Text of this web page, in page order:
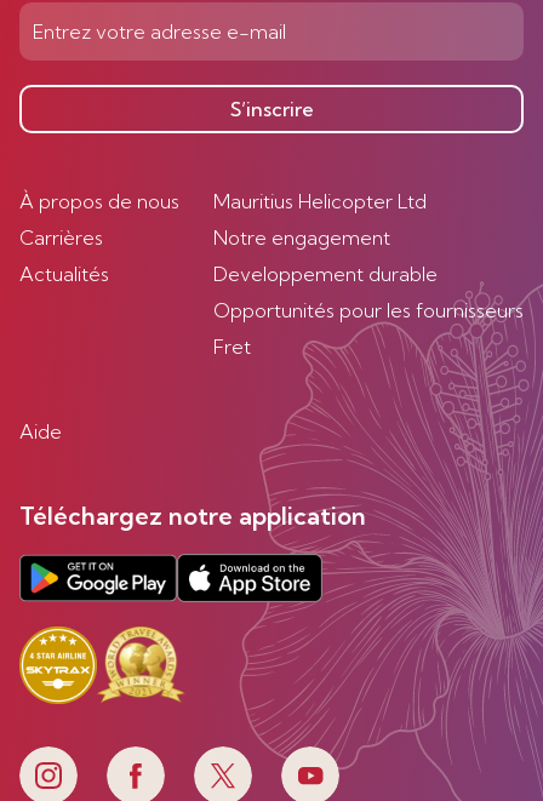
S’inscrire
À propos de nous
Carrières
Actualités
Mauritius Helicopter Ltd
Notre engagement
Developpement durable
Opportunités pour les fournisseurs
Fret
Aide
Téléchargez notre application